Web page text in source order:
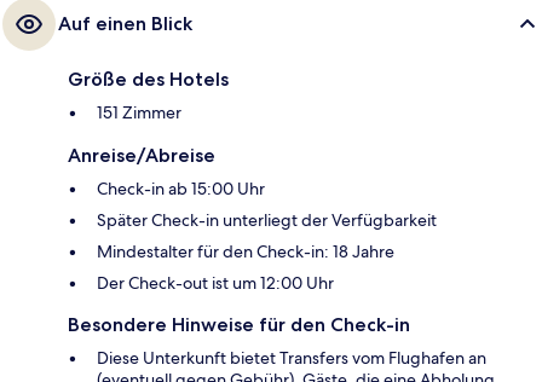
Auf einen Blick
Größe des Hotels
151 Zimmer
Anreise/Abreise
Check-in ab 15:00 Uhr
Später Check-in unterliegt der Verfügbarkeit
Mindestalter für den Check-in: 18 Jahre
Der Check-out ist um 12:00 Uhr
Besondere Hinweise für den Check-in
Diese Unterkunft bietet Transfers vom Flughafen an